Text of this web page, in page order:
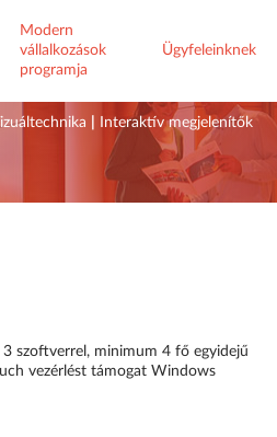
Modern
vállalkozások
programja
Ügyfeleinknek
Interaktív megjelenítők
szoftverrel, minimum 4 fő egyidejű
vezérlést támogat Windows